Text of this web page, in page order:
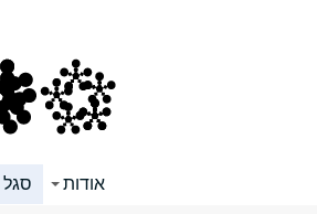
אודות סגל